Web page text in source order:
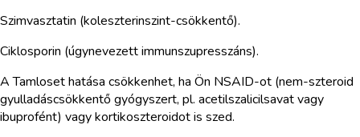
Szimvasztatin (koleszterinszint-csökkentő).
Ciklosporin (úgynevezett immunszupresszáns).
A Tamloset hatása csökkenhet, ha Ön NSAID-ot (nem-szteroid
gyulladáscsökkentő gyógyszert, pl. acetilszalicilsavat vagy
ibuprofént) vagy kortikoszteroidot is szed.